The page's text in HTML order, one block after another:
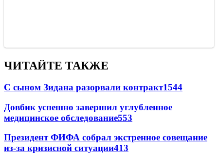
ЧИТАЙТЕ ТАКЖЕ
С сыном Зидана разорвали контракт1544
Довбик успешно завершил углубленное
медицинское обследование553
Президент ФИФА собрал экстренное совещание
из-за кризисной ситуации413